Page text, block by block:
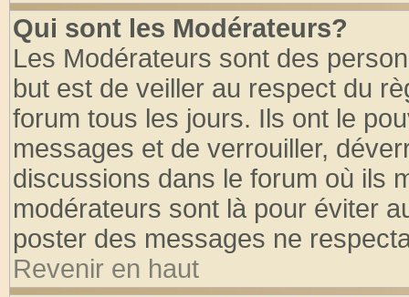
Qui sont les Modérateurs?
Les Modérateurs sont des
but est de veiller au respect du
forum tous les jours. Ils ont le
messages et de verrouiller,
discussions dans le forum où ils
modérateurs sont là pour éviter
poster des messages ne
Revenir en haut